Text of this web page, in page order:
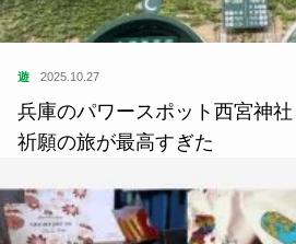
遊 2025.10.27
兵庫のパワースポット西宮神
祈願の旅が最高すぎた